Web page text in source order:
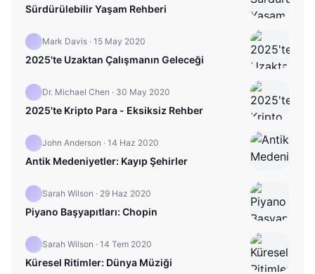
Sürdürülebilir Yaşam Rehberi
Mark Davis · 15 May 2020
2025'te Uzaktan Çalışmanın Geleceği
Dr. Michael Chen · 30 May 2020
2025'te Kripto Para - Eksiksiz Rehber
John Anderson · 14 Haz 2020
Antik Medeniyetler: Kayıp Şehirler
Sarah Wilson · 29 Haz 2020
Piyano Başyapıtları: Chopin
Sarah Wilson · 14 Tem 2020
Küresel Ritimler: Dünya Müziği